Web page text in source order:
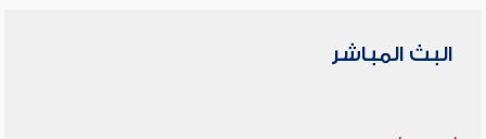
البث المباشر